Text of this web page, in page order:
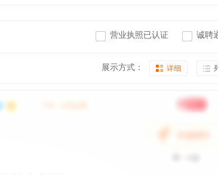
营业执照已认证 诚聘
展示方式： 详细